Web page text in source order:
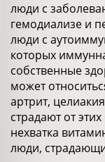
люди с
гемодиализе и
люди с
которых
собственные
может
артрит,
страдают от
нехватка
люди,